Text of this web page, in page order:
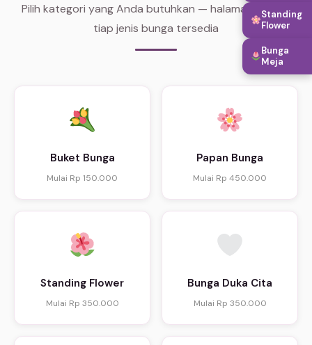
Pilih kategori yang Anda butuhkan — halaman khusus
tiap jenis bunga tersedia
Buket Bunga
Mulai Rp 150.000
Papan Bunga
Mulai Rp 450.000
Standing Flower
Mulai Rp 350.000
Bunga Duka Cita
Mulai Rp 350.000
Standing
Flower
Bunga
Meja